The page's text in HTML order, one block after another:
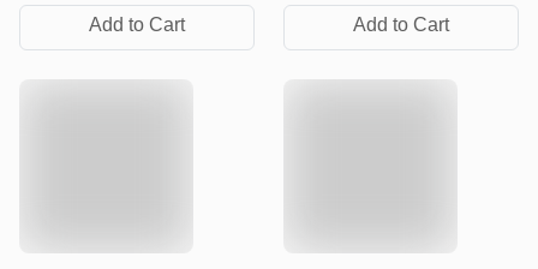
Add to Cart
Add to Cart